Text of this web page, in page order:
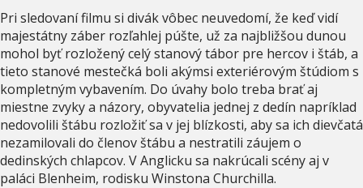
Pri sledovaní filmu si divák vôbec neuvedomí, že keď vidí
majestátny záber rozľahlej púšte, už za najbližšou dunou
mohol byť rozložený celý stanový tábor pre hercov i štáb, a
tieto stanové mestečká boli akýmsi exteriérovým štúdiom s
kompletným vybavením. Do úvahy bolo treba brať aj
miestne zvyky a názory, obyvatelia jednej z dedín napríklad
nedovolili štábu rozložiť sa v jej blízkosti, aby sa ich dievčatá
nezamilovali do členov štábu a nestratili záujem o
dedinských chlapcov. V Anglicku sa nakrúcali scény aj v
paláci Blenheim, rodisku Winstona Churchilla.